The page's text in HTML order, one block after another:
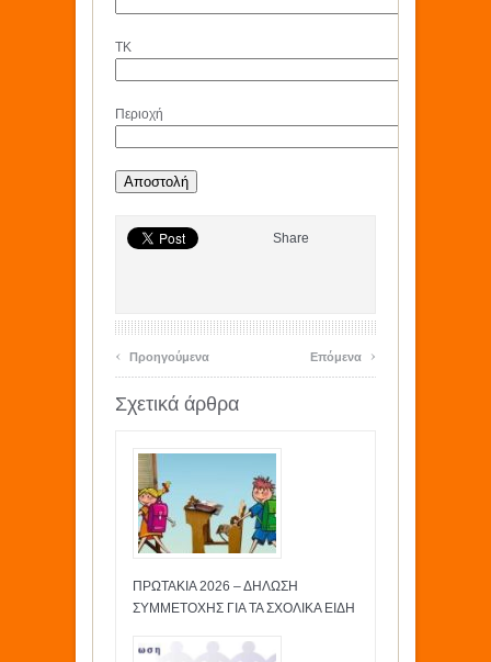
ΤΚ
Περιοχή
Share
‹ Προηγούμενα Επόμενα ›
Σχετικά άρθρα
ΠΡΩΤΑΚΙΑ 2026 – ΔΗΛΩΣΗ
ΣΥΜΜΕΤΟΧΗΣ ΓΙΑ ΤΑ ΣΧΟΛΙΚΑ ΕΙΔΗ